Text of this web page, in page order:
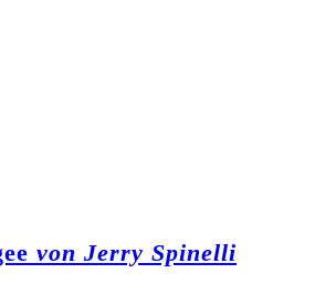
von Jerry Spinelli